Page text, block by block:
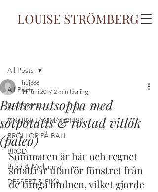
LOUISE STRÖMBERG
All Posts
BARNMAT
ANTIINFLAMMATORISK
BRÖLLOP PÅ BALI
BRÖD
Bröd & Mellanmål
DESSERT & FIKA
All Posts
Butternutsoppa med
sötpotatis & rostad vitlök
(paleo)
hej388
11 juni 2017 2 min läsning
Sommaren är här och regnet
smattrar utanför fönstret från
de tunga molnen, vilket gjorde